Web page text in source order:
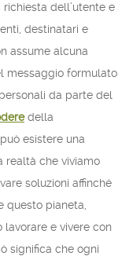
dell’utente e
destinatari e
assume alcuna
messaggio formulato
da parte del
della
esistere una
realtà che viviamo
soluzioni affinché
questo pianeta,
lavorare e vivere con
significa che ogni